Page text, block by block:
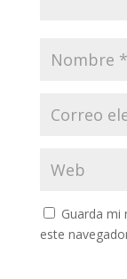
Guarda mi
este